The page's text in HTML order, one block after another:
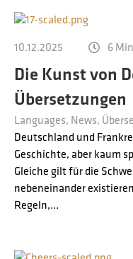
10.12.2025 6
Die Kunst von
Übersetzungen
Languages News
Deutschland und
Geschichte, aber kaum
Gleiche gilt für die
nebeneinander
Regeln,…